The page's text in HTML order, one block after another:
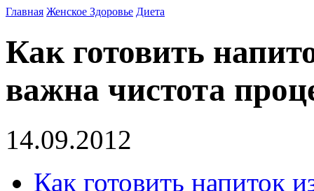
Главная Женское Здоровье Диета
Как готовить
важна чистота
14.09.2012
Как готовить напиток